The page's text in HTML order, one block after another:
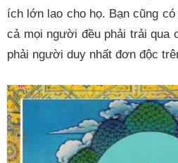
ích lớn lao cho họ. Bạn cũng
cả mọi người đều phải trải qua
phải người duy nhất đơn độc